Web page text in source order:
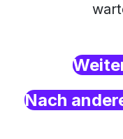
Nach